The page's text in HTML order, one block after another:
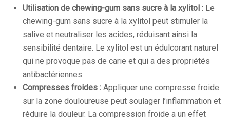
Utilisation de chewing-gum sans sucre à la xylitol : Le
chewing-gum sans sucre à la xylitol peut stimuler la
salive et neutraliser les acides, réduisant ainsi la
sensibilité dentaire. Le xylitol est un édulcorant naturel
qui ne provoque pas de carie et qui a des propriétés
antibactériennes.
Compresses froides : Appliquer une compresse froide
sur la zone douloureuse peut soulager l’inflammation et
réduire la douleur. La compression froide a un effet